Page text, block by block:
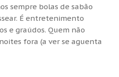
sempre bolas de sabão
É entretenimento
e graúdos. Quem não
fora (a ver se aguenta